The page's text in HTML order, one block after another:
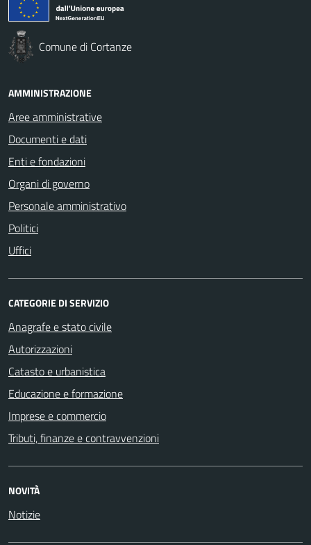
Comune di Cortanze
AMMINISTRAZIONE
Aree amministrative
Documenti e dati
Enti e fondazioni
Organi di governo
Personale amministrativo
Politici
Uffici
CATEGORIE DI SERVIZIO
Anagrafe e stato civile
Autorizzazioni
Catasto e urbanistica
Educazione e formazione
Imprese e commercio
Tributi, finanze e contravvenzioni
NOVITÀ
Notizie